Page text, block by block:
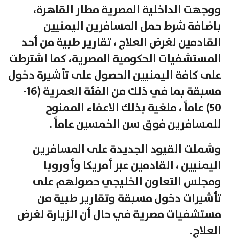
ووجهت الداخلية المصرية مطار القاهرة،
باضافة شرط حمل المسافرين اليمنيين
القادمين لغرض العلاج ، تقارير طبية من أحد
المستشفيات الحكومية المصرية، كما اشترطت
على كافة اليمنيين الحصول على تأشيرة دخول
مسبقة بما في ذلك من الفئة العمرية (16-
50) عاماً ، ملغية بذلك الاعفاء الممنوح
للمسافرين فوق سن الخمسين عاماً .
وشملت القيود الجديدة على المسافرين
اليمنيين ، القادمين عبر أمريكا وأوروبا
ومجلس التعاون الخليجي حصولهم على
تأشيرات دخول مسبقة وتقارير طبية من
مستشفيات مصرية في حال أن الزيارة لغرض
العلاج.